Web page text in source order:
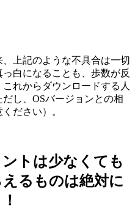
上記のような不具合は一切
白になることも、歩数が反
れからダウンロードする人
し、OSバージョンとの相
ださい）。
トは少なくても
るものは絶対に